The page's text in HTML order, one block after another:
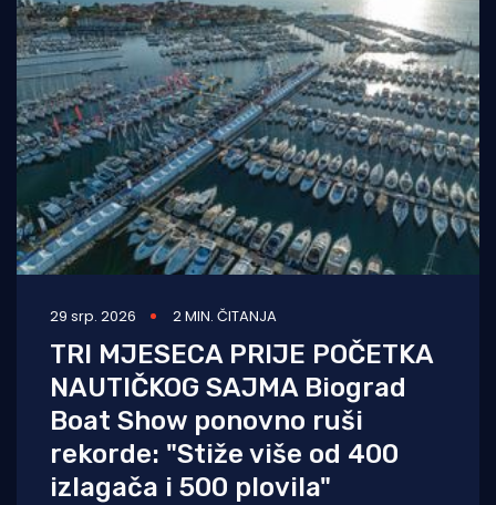
29 srp. 2026 2 MIN. ČITANJA
TRI MJESECA PRIJE POČETKA
NAUTIČKOG SAJMA Biograd
Boat Show ponovno ruši
rekorde: "Stiže više od 400
izlagača i 500 plovila"